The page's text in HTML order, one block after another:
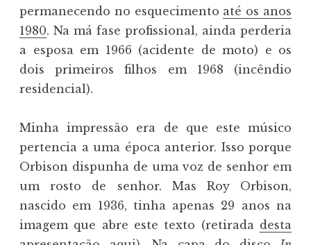
permanecendo no esquecimento até os anos
1980. Na má fase profissional, ainda perderia
a esposa em 1966 (acidente de moto) e os
dois primeiros filhos em 1968 (incêndio
residencial).
Minha impressão era de que este músico
pertencia a uma época anterior. Isso porque
Orbison dispunha de uma voz de senhor em
um rosto de senhor. Mas Roy Orbison,
nascido em 1936, tinha apenas 29 anos na
imagem que abre este texto (retirada desta